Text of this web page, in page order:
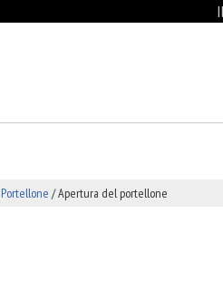
Portellone / Apertura del portellone